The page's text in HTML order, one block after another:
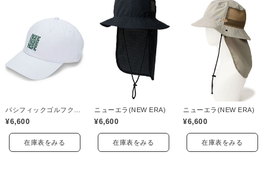
¥6,600
在庫表をみる
ニューエラ(NEW ERA)
¥6,600
在庫表をみる
ニューエラ(NEW ERA)
¥6,600
在庫表をみる